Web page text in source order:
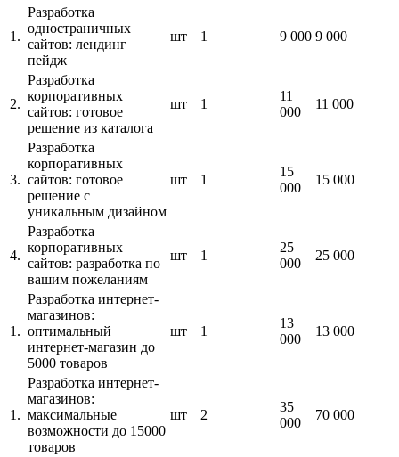
1.
Разработка
одностраничных
сайтов: лендинг
пейдж
шт 1 9 000 9 000
2.
Разработка
корпоративных
сайтов: готовое
решение из каталога
шт 1
11
000
11 000
3.
Разработка
корпоративных
сайтов: готовое
решение с
уникальным дизайном
шт 1
15
000
15 000
4.
Разработка
корпоративных
сайтов: разработка по
вашим пожеланиям
шт 1
25
000
25 000
1.
Разработка интернет-
магазинов:
оптимальный
интернет-магазин до
5000 товаров
шт 1
13
000
13 000
1.
Разработка интернет-
магазинов:
максимальные
возможности до 15000
товаров
шт 2
35
000
70 000